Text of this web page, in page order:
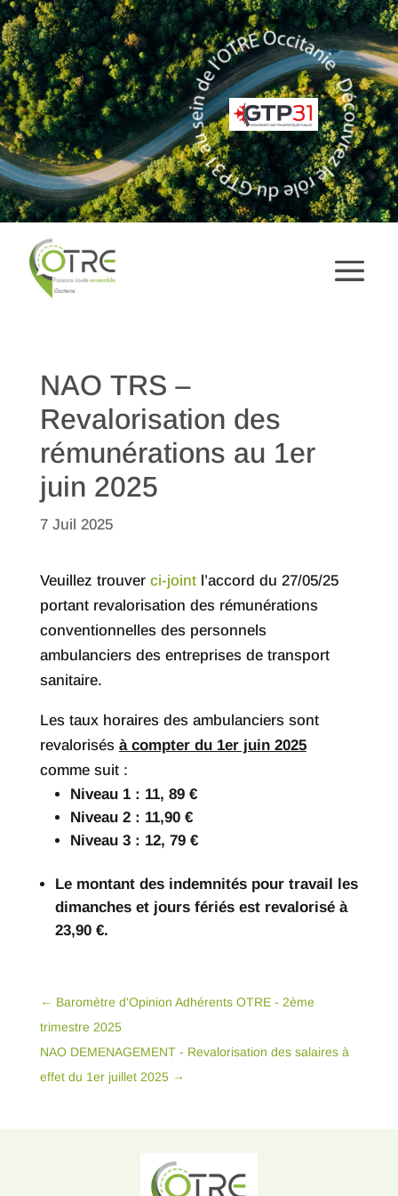
NAO TRS –
Revalorisation des
rémunérations au 1er
juin 2025
7 Juil 2025
Veuillez trouver ci-jointl’accord du 27/05/25
portant revalorisation des rémunérations
conventionnelles des personnels
ambulanciers des entreprises de transport
sanitaire.
Les taux horaires des ambulanciers sont
revalorisés à compter du 1er juin 2025
comme suit :
Niveau 1 : 11, 89 €
Niveau 2 : 11,90 €
Niveau 3 : 12, 79 €
Le montant des indemnités pour travail les
dimanches et jours fériés est revalorisé à
23,90 €.
← Baromètre d'Opinion Adhérents OTRE - 2ème
trimestre 2025
NAO DEMENAGEMENT - Revalorisation des salaires à
effet du 1er juillet 2025→